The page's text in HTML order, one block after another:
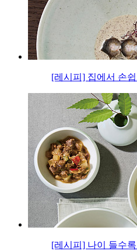
[레시피] 집에서 손
[레시피] 나이 들수